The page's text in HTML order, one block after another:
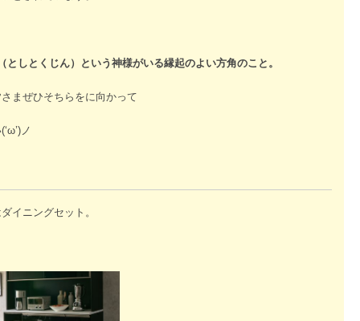
としとくじん）という神様がいる縁起のよい方角のこと。
まぜひそちらをに向かって
ノ
イニングセット。